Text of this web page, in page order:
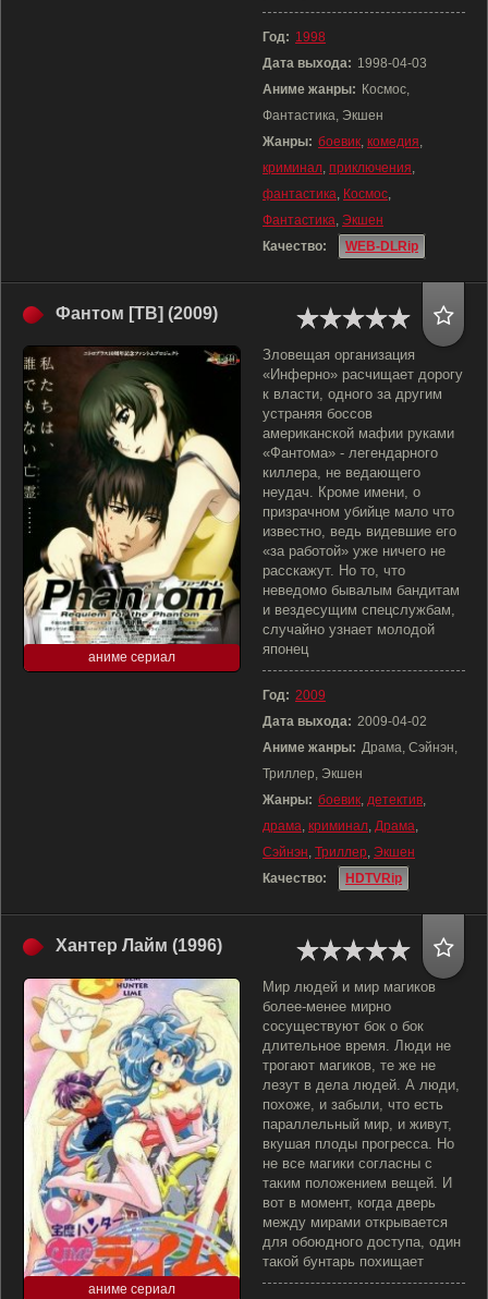
Год: 1998
Дата выхода: 1998-04-03
Аниме жанры: Космос,
Фантастика, Экшен
Жанры: боевик, комедия,
криминал, приключения,
фантастика, Космос,
Фантастика, Экшен
Качество:
WEB-DLRip
Фантом [ТВ] (2009)
аниме сериал
Зловещая организация
«Инферно» расчищает дорогу
к власти, одного за другим
устраняя боссов
американской мафии руками
«Фантома» - легендарного
киллера, не ведающего
неудач. Кроме имени, о
призрачном убийце мало что
известно, ведь видевшие его
«за работой» уже ничего не
расскажут. Но то, что
неведомо бывалым бандитам
и вездесущим спецслужбам,
случайно узнает молодой
японец
Год: 2009
Дата выхода: 2009-04-02
Аниме жанры: Драма, Сэйнэн,
Триллер, Экшен
Жанры: боевик, детектив,
драма, криминал, Драма,
Сэйнэн, Триллер, Экшен
Качество:
HDTVRip
Хантер Лайм (1996)
аниме сериал
Мир людей и мир магиков
более-менее мирно
сосуществуют бок о бок
длительное время. Люди не
трогают магиков, те же не
лезут в дела людей. А люди,
похоже, и забыли, что есть
параллельный мир, и живут,
вкушая плоды прогресса. Но
не все магики согласны с
таким положением вещей. И
вот в момент, когда дверь
между мирами открывается
для обоюдного доступа, один
такой бунтарь похищает